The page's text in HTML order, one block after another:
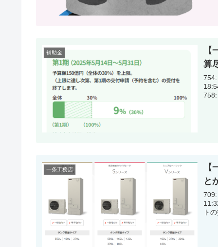
補助金
算
754:
18:54:53.27 GX補助
一条工務店
と
709:
11:32:58.74 一条工務
ト